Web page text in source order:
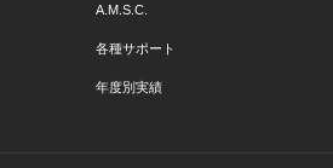
A.M.S.C.
各種サポート
年度別実績